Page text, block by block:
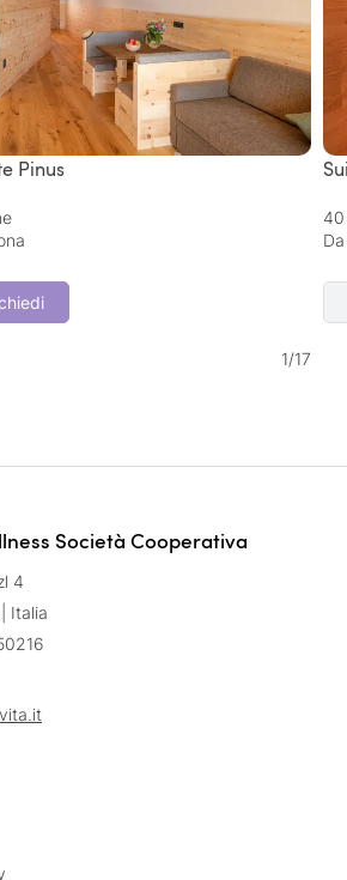
Pinus
40
1/17
Società Cooperativa
4
Italia
it